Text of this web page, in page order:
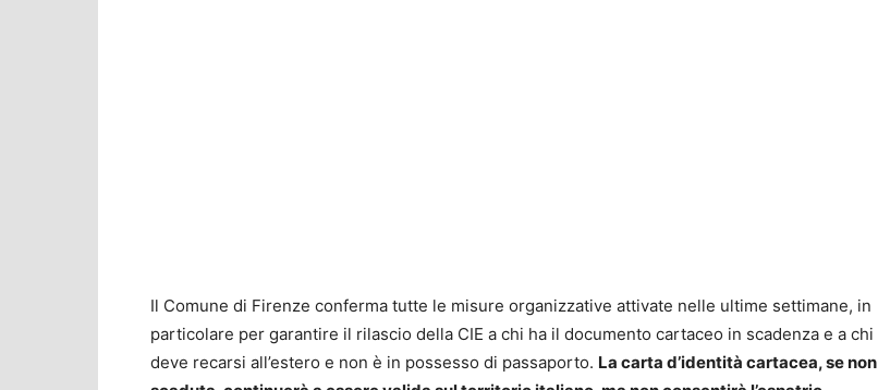
Il Comune di Firenze conferma tutte le misure organizzative attivate nelle ultime settimane, in
particolare per garantire il rilascio della CIE a chi ha il documento cartaceo in scadenza e a chi
deve recarsi all’estero e non è in possesso di passaporto. La carta d’identità cartacea, se non